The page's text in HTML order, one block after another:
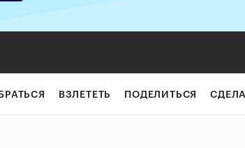
ВЗЛЕТЕТЬ ПОДЕЛИТЬСЯ